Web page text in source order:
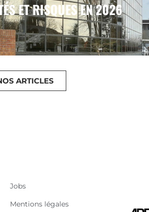
ET RISQUES EN 2026
ARTICLES
Jobs
Mentions légales